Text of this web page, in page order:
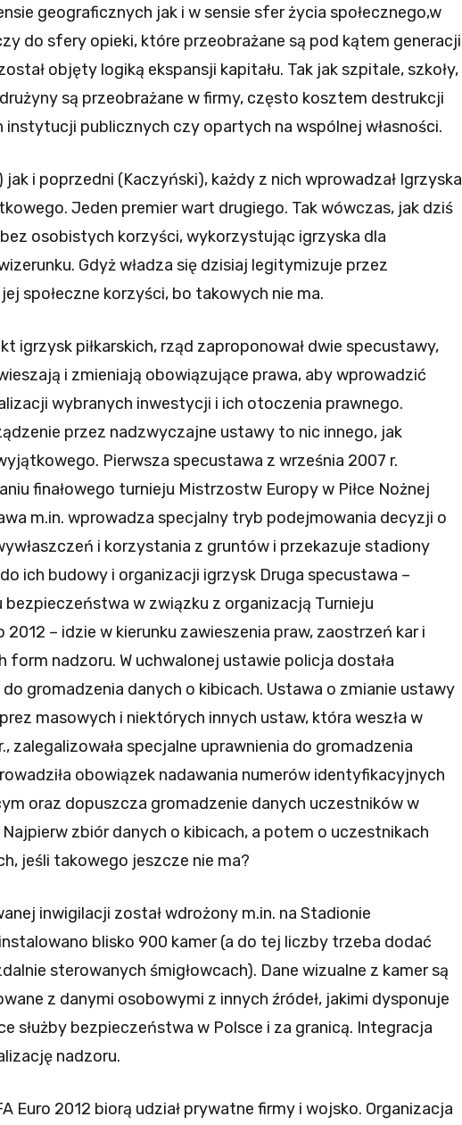
geograficznych jak i w sensie sfer życia społecznego,w
do sfery opieki, które przeobrażane są pod kątem generacji
objęty logiką ekspansji kapitału. Tak jak szpitale, szkoły,
są przeobrażane w firmy, często kosztem destrukcji
publicznych czy opartych na wspólnej własności.
jak i poprzedni (Kaczyński), każdy z nich wprowadzał Igrzyska
Jeden premier wart drugiego. Tak wówczas, jak dziś
osobistych korzyści, wykorzystując igrzyska dla
Gdyż władza się dzisiaj legitymizuje przez
społeczne korzyści, bo takowych nie ma.
igrzysk piłkarskich, rząd zaproponował dwie specustawy,
i zmieniają obowiązujące prawa, aby wprowadzić
wybranych inwestycji i ich otoczenia prawnego.
przez nadzwyczajne ustawy to nic innego, jak
Pierwsza specustawa z września 2007 r.
finałowego turnieju Mistrzostw Europy w Piłce Nożnej
m.in. wprowadza specjalny tryb podejmowania decyzji o
i korzystania z gruntów i przekazuje stadiony
ich budowy i organizacji igrzysk Druga specustawa –
bezpieczeństwa w związku z organizacją Turnieju
2012 – idzie w kierunku zawieszenia praw, zaostrzeń kar i
form nadzoru. W uchwalonej ustawie policja dostała
gromadzenia danych o kibicach. Ustawa o zmianie ustawy
masowych i niektórych innych ustaw, która weszła w
zalegalizowała specjalne uprawnienia do gromadzenia
obowiązek nadawania numerów identyfikacyjnych
oraz dopuszcza gromadzenie danych uczestników w
zbiór danych o kibicach, a potem o uczestnikach
jeśli takowego jeszcze nie ma?
inwigilacji został wdrożony m.in. na Stadionie
blisko 900 kamer (a do tej liczby trzeba dodać
sterowanych śmigłowcach). Dane wizualne z kamer są
z danymi osobowymi z innych źródeł, jakimi dysponuje
służby bezpieczeństwa w Polsce i za granicą. Integracja
nadzoru.
Euro 2012 biorą udział prywatne firmy i wojsko. Organizacja